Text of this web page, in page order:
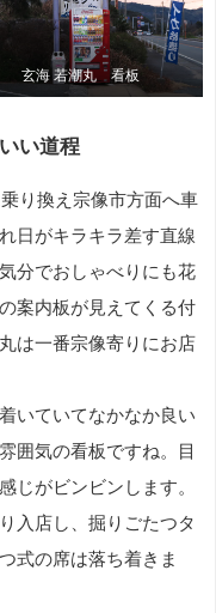
玄海 若潮丸 看板
い道程
り換え宗像市方面へ車
日がキラキラ差す直線
分でおしゃべりにも花
案内板が見えてくる付
は一番宗像寄りにお店
いていてなかなか良い
囲気の看板ですね。目
じがビンビンします。
入店し、掘りごたつタ
式の席は落ち着きま